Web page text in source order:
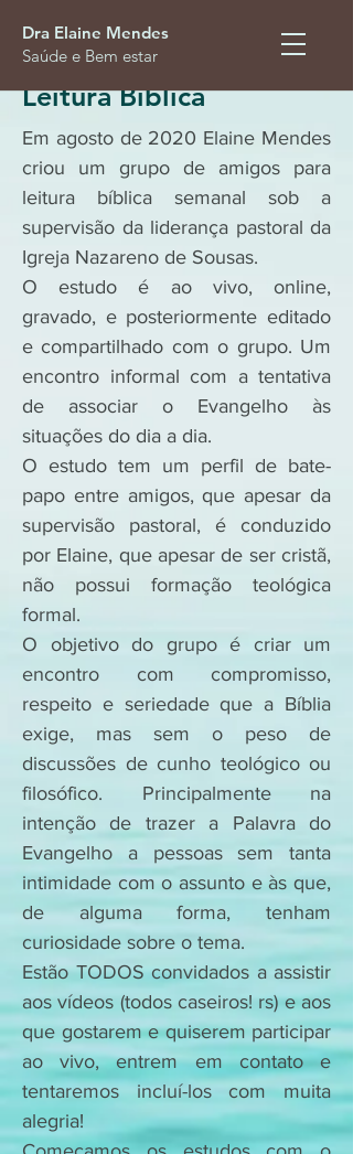
Dra Elaine Mendes
Saúde e Bem estar
Leitura Bíblica
Em agosto de 2020 Elaine Mendes
criou um grupo de amigos para
leitura bíblica semanal sob a
supervisão da liderança pastoral da
Igreja Nazareno de Sousas.
O estudo é ao vivo, online,
gravado, e posteriormente editado
e compartilhado com o grupo. Um
encontro informal com a tentativa
de associar o Evangelho às
situações do dia a dia.
O estudo tem um perfil de bate-
papo entre amigos, que apesar da
supervisão pastoral, é conduzido
por Elaine, que apesar de ser cristã,
não possui formação teológica
formal.
O objetivo do grupo é criar um
encontro com compromisso,
respeito e seriedade que a Bíblia
exige, mas sem o peso de
discussões de cunho teológico ou
filosófico. Principalmente na
intenção de trazer a Palavra do
Evangelho a pessoas sem tanta
intimidade com o assunto e às que,
de alguma forma, tenham
curiosidade sobre o tema.
Estão TODOS convidados a assistir
aos vídeos (todos caseiros! rs) e aos
que gostarem e quiserem participar
ao vivo, entrem em contato e
tentaremos incluí-los com muita
alegria!